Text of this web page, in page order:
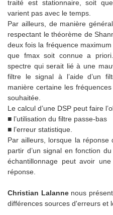
traité est stationnaire, soit
varient pas avec le temps.
Par ailleurs, de manière
respectant le théorème de
deux fois la fréquence
que fmax soit connue a
spectre qui serait lié à une
filtre le signal à l’aide d’un
manière certaine les
souhaitée.
Le calcul d’une DSP peut faire
■ l’utilisation du filtre passe-bas
■ l’erreur statistique.
Par ailleurs, lorsque la réponse
partir d’un signal en fonction
échantillonnage peut avoir
réponse.
Christian Lalannenous
différences sources d'erreurs et